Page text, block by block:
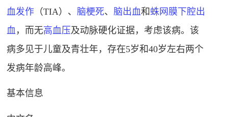
血发作 （TIA）、 脑梗死、 脑出血和 蛛网膜下腔出
血 ，而无高血压及动脉硬化证据，考虑该病。该
病多见于儿童及青壮年，存在5岁和40岁左右两个
发病年龄高峰。
基本信息